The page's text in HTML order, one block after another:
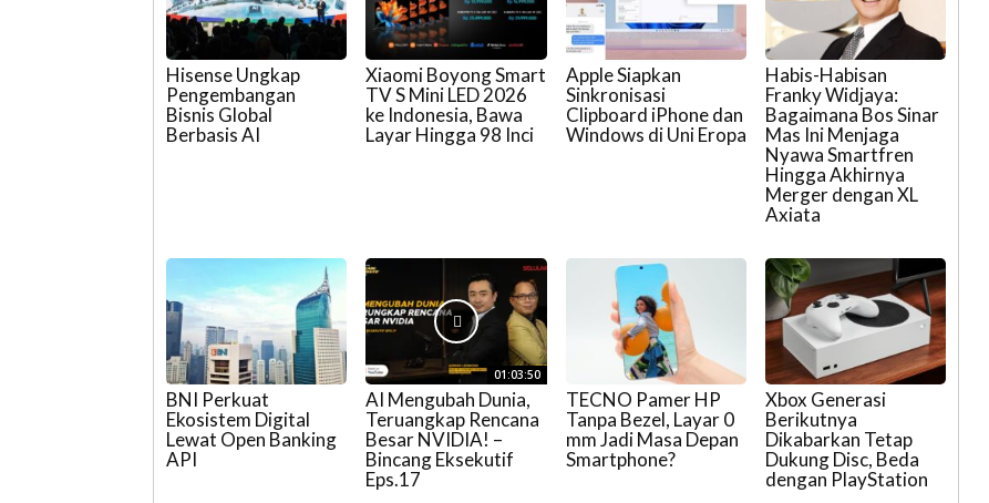
Hisense Ungkap
Pengembangan
Bisnis Global
Berbasis AI
Xiaomi Boyong Smart
TV S Mini LED 2026
ke Indonesia, Bawa
Layar Hingga 98 Inci
Apple Siapkan
Sinkronisasi
Clipboard iPhone dan
Windows di Uni Eropa
Habis-Habisan
Franky Widjaya:
Bagaimana Bos Sinar
Mas Ini Menjaga
Nyawa Smartfren
Hingga Akhirnya
Merger dengan XL
Axiata
BNI Perkuat
Ekosistem Digital
Lewat Open Banking
API
01:03:50
AI Mengubah Dunia,
Teruangkap Rencana
Besar NVIDIA! –
Bincang Eksekutif
Eps.17
TECNO Pamer HP
Tanpa Bezel, Layar 0
mm Jadi Masa Depan
Smartphone?
Xbox Generasi
Berikutnya
Dikabarkan Tetap
Dukung Disc, Beda
dengan PlayStation